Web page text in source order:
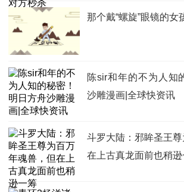
那个戴“螺旋”眼镜的女
陈sir和年的不为人知
沙雕漫画|全球快资讯
斗罗大陆：邪眸圣王
在上古真龙面前也稍